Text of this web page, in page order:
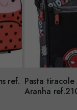
ref. Pasta tiracole
Aranha
Encomendar